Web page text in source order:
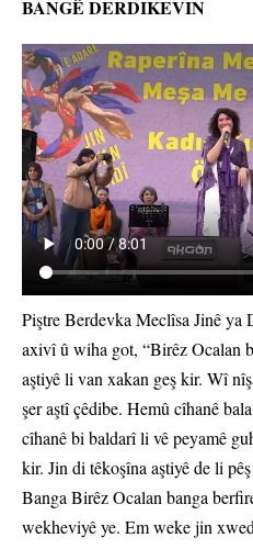
BANGÊ DERDIKEVIN
Piştre Berdevka Meclîsa Jinê
axivî û wiha got, “Birêz Ocalan
aştiyê li van xakan geş kir. Wî
şer aştî çêdibe. Hemû cîhanê
cîhanê bi baldarî li vê peyamê
kir. Jin di têkoşîna aştiyê de li
Banga Birêz Ocalan banga
wekheviyê ye. Em weke jin